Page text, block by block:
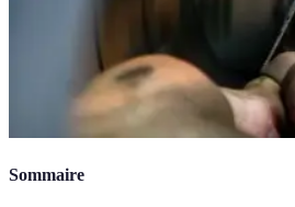
Sommaire